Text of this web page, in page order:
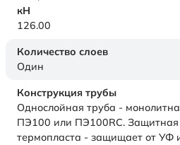
кН
126.00
Количество слоев
Один
Конструкция трубы
Однослойная труба -
ПЭ100 или ПЭ100RC. Защитная
термопласта - защищает от УФ